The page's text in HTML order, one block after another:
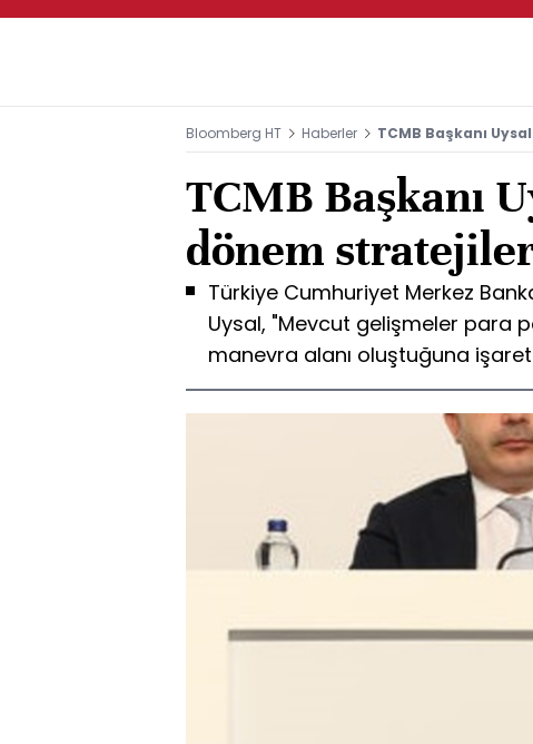
Bloomberg HT Haberler TCMB Başkanı
TCMB Başkanı
dönem
Türkiye Cumhuriyet Merkez
Uysal, "Mevcut gelişmeler para
manevra alanı oluştuğuna